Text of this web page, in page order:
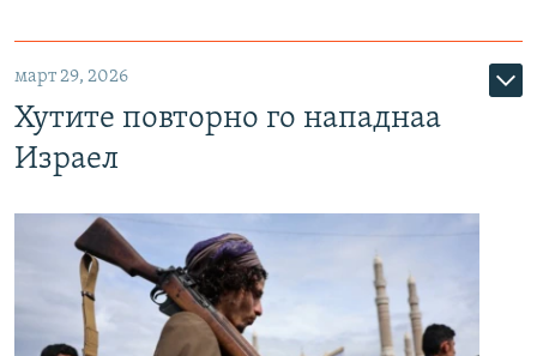
март 29, 2026
Хутите повторно го нападнаа
Израел